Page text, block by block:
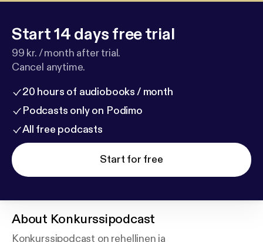
Start 14 days free trial
99 kr. / month after trial.
Cancel anytime.
20 hours of audiobooks / month
Podcasts only on Podimo
All free podcasts
Start for free
About Konkurssipodcast
Konkurssipodcast on rehellinen ja